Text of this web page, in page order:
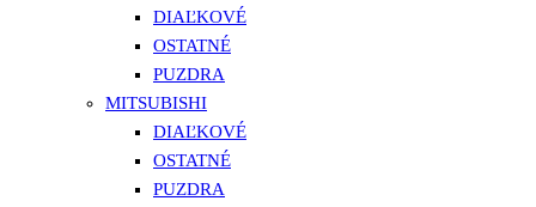
DIAĽKOVÉ
OSTATNÉ
PUZDRA
MITSUBISHI
DIAĽKOVÉ
OSTATNÉ
PUZDRA